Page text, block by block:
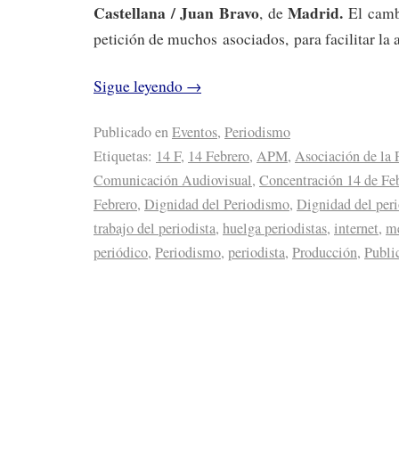
Castellana / Juan Bravo, deMadrid.El
petición de muchos asociados, para facilitar la
Sigue leyendo →
Publicado enEventos, Periodismo
Etiquetas: 14 F, 14 Febrero, APM, Asociación de la
Comunicación Audiovisual, Concentración 14 de
Febrero, Dignidad del Periodismo, Dignidad del
trabajo del periodista, huelga periodistas, internet,
periódico, Periodismo, periodista, Producción,